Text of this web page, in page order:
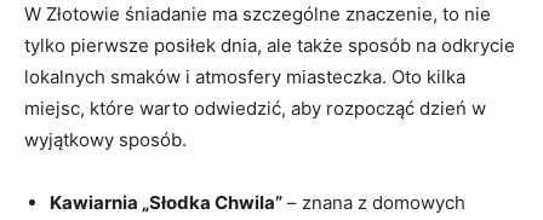
W Złotowie śniadanie ma szczególne znaczenie, to nie
tylko pierwsze posiłek dnia, ale także sposób na odkrycie
lokalnych smaków i atmosfery miasteczka. Oto kilka
miejsc, które warto odwiedzić, aby rozpocząć dzień w
wyjątkowy sposób.
Kawiarnia „Słodka Chwila” – znana z domowych